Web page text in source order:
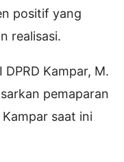
positif yang
realisasi.
Kampar, M.
pemaparan
Kampar saat ini